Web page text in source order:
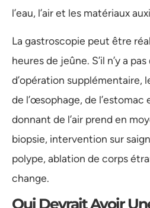
l’eau, l’air et les matériaux
La gastroscopie peut être
heures de jeûne. S’il n’y a
d’opération supplémentaire,
de l’œsophage, de
donnant de l’air prend en
biopsie, intervention sur
polype, ablation de corps
change.
Qui Devrait Avoir